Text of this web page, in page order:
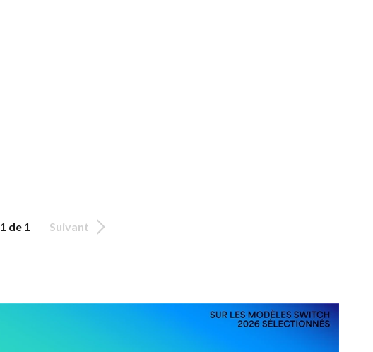
1 de 1 Suivant